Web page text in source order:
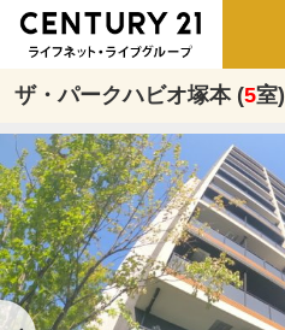
ザ・パークハビオ塚本 (5室)